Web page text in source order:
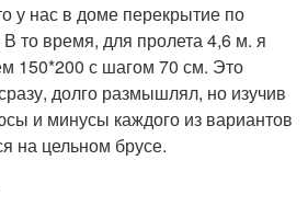
у нас в доме перекрытие по
то время, для пролета 4,6 м. я
150*200 с шагом 70 см. Это
долго размышлял, но изучив
и минусы каждого из вариантов
на цельном брусе.